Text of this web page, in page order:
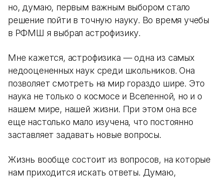
но, думаю, первым важным выбором стало
решение пойти в точную науку. Во время учебы
в РФМШ я выбрал астрофизику.
Мне кажется, астрофизика — одна из самых
недооцененных наук среди школьников. Она
позволяет смотреть на мир гораздо шире. Это
наука не только о космосе и Вселенной, но и о
нашем мире, нашей жизни. При этом она все
еще настолько мало изучена, что постоянно
заставляет задавать новые вопросы.
Жизнь вообще состоит из вопросов, на которые
нам приходится искать ответы. Думаю,